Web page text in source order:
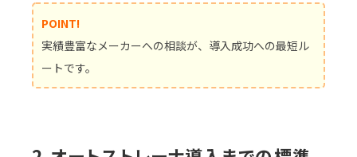
POINT!
実績豊富なメーカーへの相談が、導入成功への最短ル
ートです。